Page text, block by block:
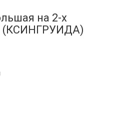
на 2-х
(КСИНГРУИДА)